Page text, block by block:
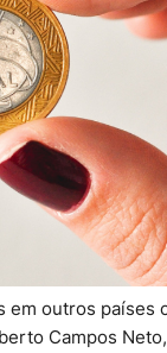
outros países
Campos